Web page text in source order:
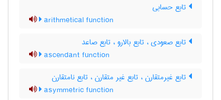
تابع حسابی
arithmetical function
تابع صعودی ، تابع بالارو ، تابع صاعد
ascendant function
تابع غیرمتقارن ، تابع غیر متقارن ، تابع نامتقارن
asymmetric function